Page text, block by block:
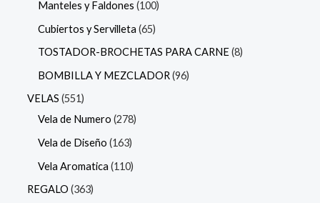
Manteles y Faldones 100
Cubiertos y Servilleta 65
TOSTADOR-BROCHETAS PARA CARNE 8
BOMBILLA Y MEZCLADOR 96
VELAS 551
Vela de Numero 278
Vela de Diseño 163
Vela Aromatica 110
REGALO 363